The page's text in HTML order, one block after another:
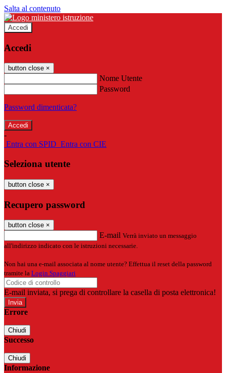
Salta al contenuto
Accedi
Accedi
button close ×
Nome Utente
Password
Password dimenticata?
-
Entra con SPID Entra con CIE
Seleziona utente
button close ×
Recupero password
button close ×
E-mail Verrà inviato un messaggio
all'indirizzo indicato con le istruzioni necessarie.
Non hai una e-mail associata al nome utente? Effettua il reset della password
tramite la Login Spaggiari
E-mail inviata, si prega di controllare la casella di posta elettronica!
Errore
Chiudi
Successo
Chiudi
Informazione